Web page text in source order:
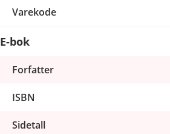
Varekode
E-bok
Forfatter
ISBN
Sidetall